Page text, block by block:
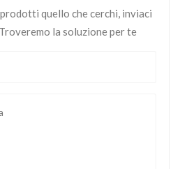
quello che cerchi, inviaci
la soluzione per te